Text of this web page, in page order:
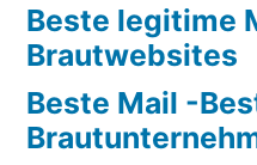
Beste legitime
Brautwebsites
Beste Mail -